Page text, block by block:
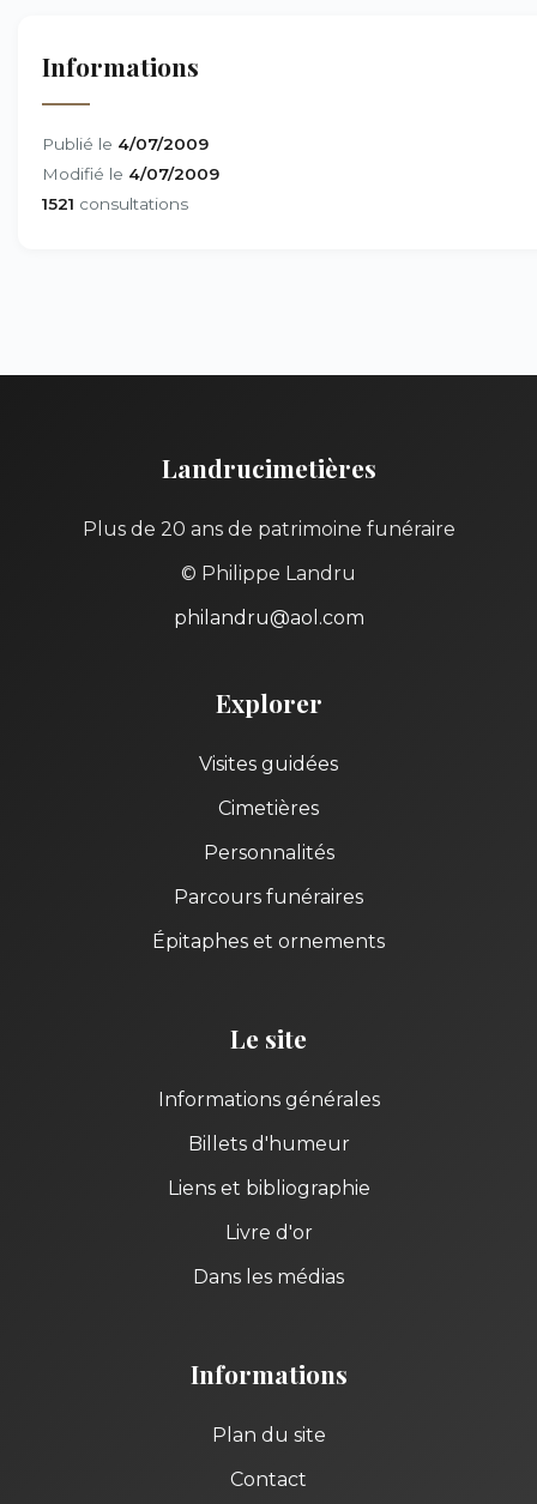
Informations
Publié le 4/07/2009
Modifié le 4/07/2009
1521 consultations
Landrucimetières
Plus de 20 ans de patrimoine funéraire
© Philippe Landru
philandru@aol.com
Explorer
Visites guidées
Cimetières
Personnalités
Parcours funéraires
Épitaphes et ornements
Le site
Informations générales
Billets d'humeur
Liens et bibliographie
Livre d'or
Dans les médias
Informations
Plan du site
Contact